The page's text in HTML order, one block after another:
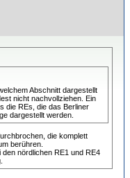
Abschnitt dargestellt
nicht nachvollziehen. Ein
die REs, die das Berliner
dargestellt werden.
die komplett
berühren.
nördlichen RE1 und RE4